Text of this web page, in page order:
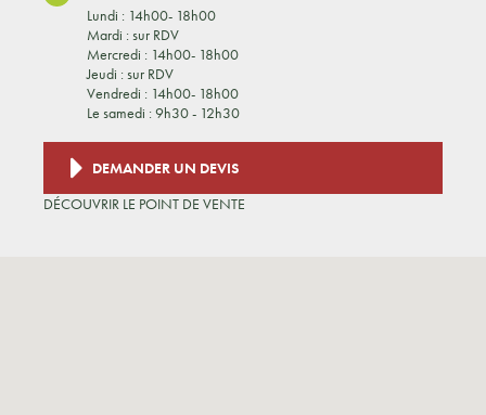
Lundi : 14h00- 18h00
Mardi : sur RDV
Mercredi : 14h00- 18h00
Jeudi : sur RDV
Vendredi : 14h00- 18h00
Le samedi : 9h30 - 12h30
DEMANDER UN DEVIS
DÉCOUVRIR LE POINT DE VENTE